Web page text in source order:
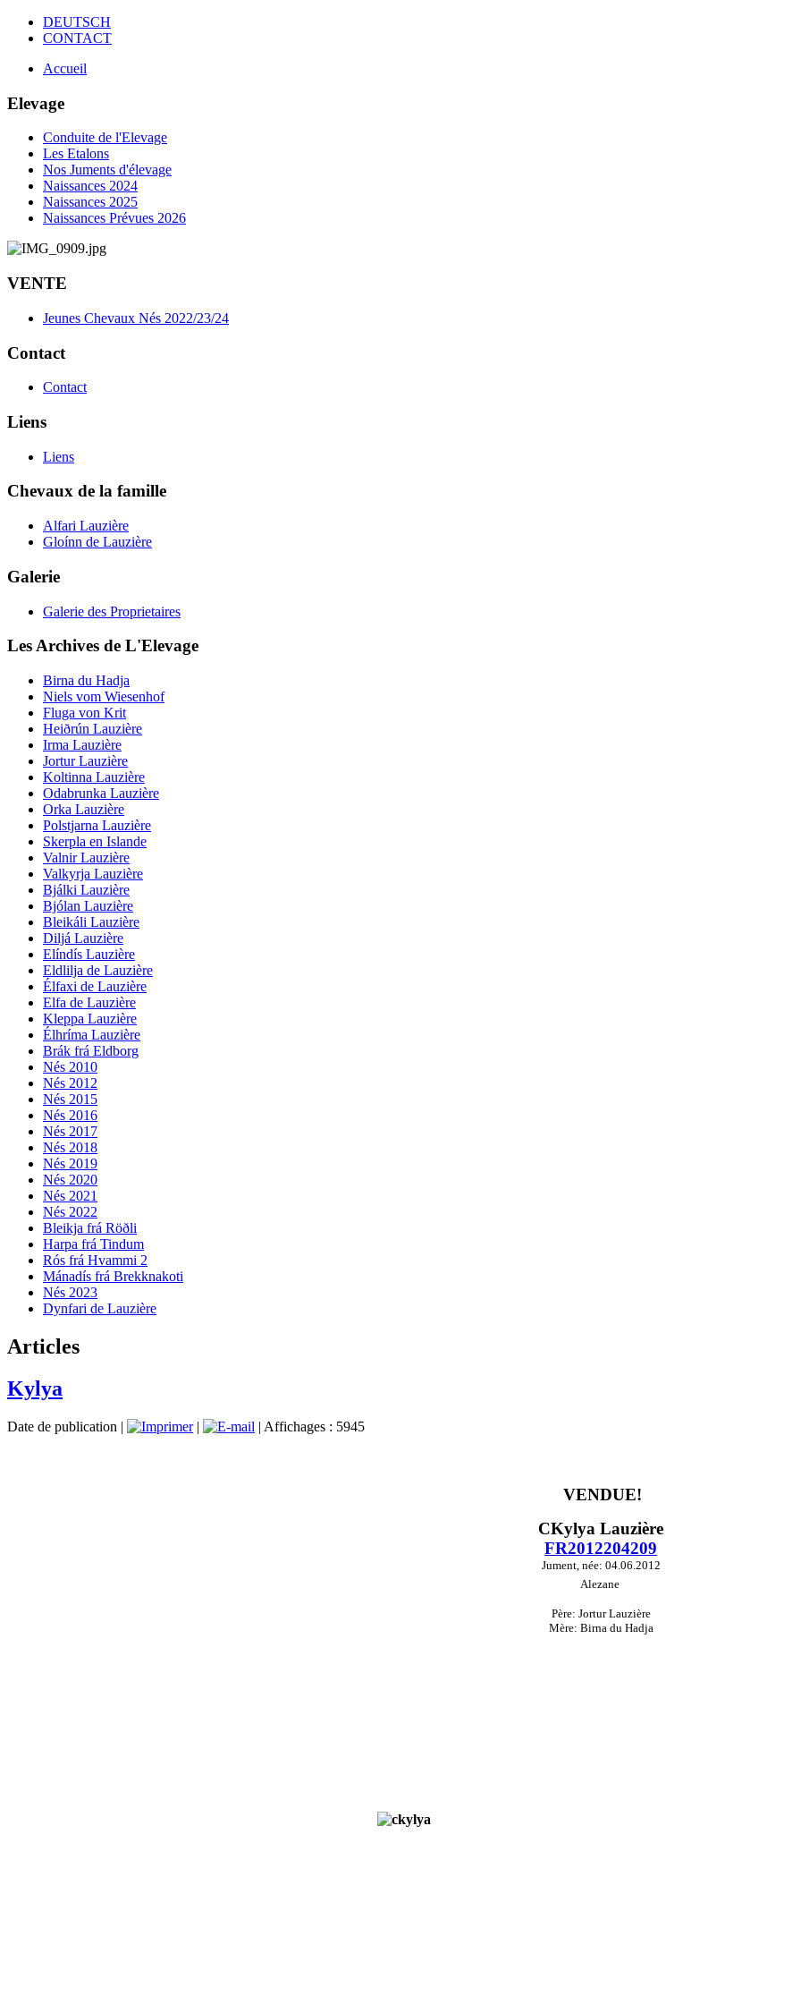
DEUTSCH
CONTACT
Accueil
Elevage
Conduite de l'Elevage
Les Etalons
Nos Juments d'élevage
Naissances 2024
Naissances 2025
Naissances Prévues 2026
VENTE
Jeunes Chevaux Nés 2022/23/24
Contact
Contact
Liens
Liens
Chevaux de la famille
Alfari Lauzière
Gloínn de Lauzière
Galerie
Galerie des Proprietaires
Les Archives de L'Elevage
Birna du Hadja
Niels vom Wiesenhof
Fluga von Krit
Heiðrún Lauzière
Irma Lauzière
Jortur Lauzière
Koltinna Lauzière
Odabrunka Lauzière
Orka Lauzière
Polstjarna Lauzière
Skerpla en Islande
Valnir Lauzière
Valkyrja Lauzière
Bjálki Lauzière
Bjólan Lauzière
Bleikáli Lauzière
Diljá Lauzière
Elíndís Lauzière
Eldlilja de Lauzière
Élfaxi de Lauzière
Elfa de Lauzière
Kleppa Lauzière
Élhríma Lauzière
Brák frá Eldborg
Nés 2010
Nés 2012
Nés 2015
Nés 2016
Nés 2017
Nés 2018
Nés 2019
Nés 2020
Nés 2021
Nés 2022
Bleikja frá Röðli
Harpa frá Tindum
Rós frá Hvammi 2
Mánadís frá Brekknakoti
Nés 2023
Dynfari de Lauzière
Articles
Kylya
Date de publication | | | Affichages : 5945
VENDUE!
CKylya Lauzière
FR2012204209
Jument, née: 04.06.2012
Alezane
Père: Jortur Lauzière
Mère: Birna du Hadja